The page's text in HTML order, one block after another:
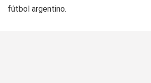
fútbol argentino.